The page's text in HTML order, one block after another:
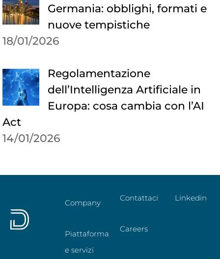
Germania: obblighi, formati e
nuove tempistiche
18/01/2026
Regolamentazione
dell’Intelligenza Artificiale in
Europa: cosa cambia con l’AI
Act
14/01/2026
Company
Piattaforma
e servizi
Contattaci
Careers
Linkedin